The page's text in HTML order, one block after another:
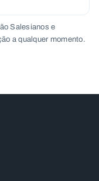
Salesianos e
a qualquer momento.